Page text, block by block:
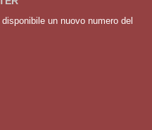
un nuovo numero del